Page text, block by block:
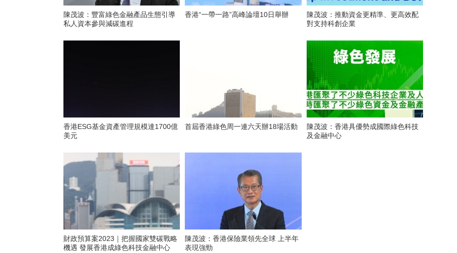
陳茂波：豐富綠色金融產品生態引導
私人資本參與減碳進程
香港“一帶一路”高峰論壇10日舉辦
陳茂波：推動資金更精準、更高效配
對支持科創企業
香港ESG基金資產管理規模達1700億
美元
首屆香港綠色周一連六天辦18場活動
陳茂波：香港具優勢成國際綠色科技
及金融中心
財政預算案2023｜把握國家雙碳戰略
機遇 發展香港成綠色科技金融中心
陳茂波：香港保險業領先全球 上半年
表現強勁